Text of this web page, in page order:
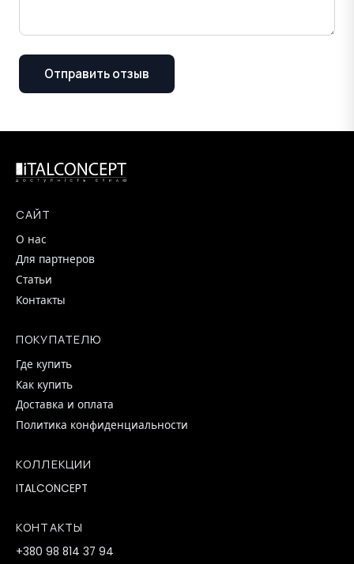
Отправить отзыв
САЙТ
О нас
Для партнеров
Статьи
Контакты
ПОКУПАТЕЛЮ
Где купить
Как купить
Доставка и оплата
Политика конфиденциальности
КОЛЛЕКЦИИ
ITALCONCEPT
КОНТАКТЫ
+380 98 814 37 94